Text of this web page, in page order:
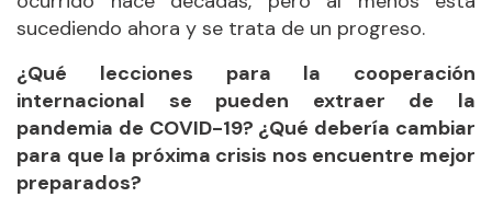
sucediendo ahora y se trata de un progreso.
¿Qué lecciones para la cooperación
internacional se pueden extraer de la
pandemia de COVID-19? ¿Qué debería cambiar
para que la próxima crisis nos encuentre mejor
preparados?